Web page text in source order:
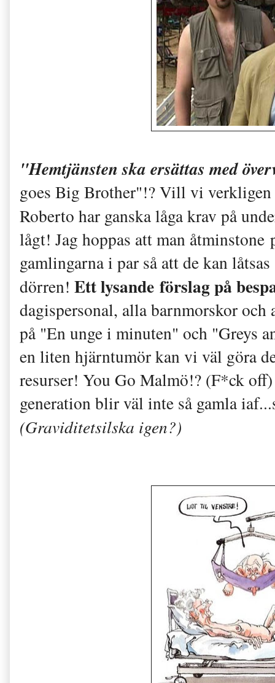
"Hemtjänsten ska ersättas med
goes Big Brother"!? Vill vi verkligen
Roberto har ganska låga krav på
lågt! Jag hoppas att man åtminstone
gamlingarna i par så att de kan
dörren! Ett lysande förslag på
dagispersonal, alla barnmorskor
på "En unge i minuten" och "Greys
en liten hjärntumör kan vi väl göra
resurser! You Go Malmö!? (F*ck
generation blir väl inte så gamla
(Graviditetsilska igen?)